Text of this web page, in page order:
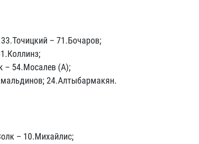
– 71.Бочаров;
– 54.Мосалев (А);
24.Алтыбармакян.
– 10.Михайлис;